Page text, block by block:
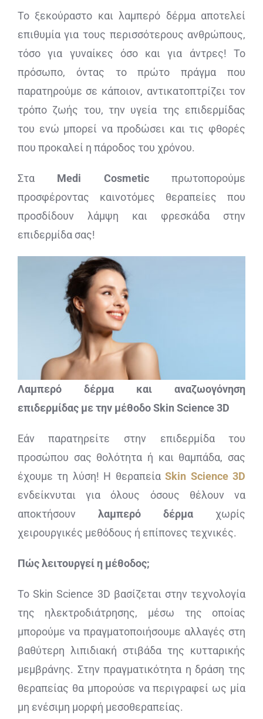
ΕΠΙΚΟΙΝΩΝΙΑ
Το ξεκούραστο και λαμπερό δέρμα αποτελεί
επιθυμία για τους περισσότερους ανθρώπους,
τόσο για γυναίκες όσο και για άντρες! Το
πρόσωπο, όντας το πρώτο πράγμα που
παρατηρούμε σε κάποιον, αντικατοπτρίζει τον
τρόπο ζωής του, την υγεία της επιδερμίδας
του ενώ μπορεί να προδώσει και τις φθορές
που προκαλεί η πάροδος του χρόνου.
Στα Medi Cosmeticπρωτοπορούμε
προσφέροντας καινοτόμες θεραπείες που
προσδίδουν λάμψη και φρεσκάδα στην
επιδερμίδα σας!
Λαμπερό δέρμα και αναζωογόνηση
επιδερμίδας με την μέθοδοSkin Science 3D
Εάν παρατηρείτε στην επιδερμίδα του
προσώπου σας θολότητα ή και θαμπάδα, σας
έχουμε τη λύση! Η θεραπείαSkin Science 3D
ενδείκνυται για όλους όσους θέλουν να
αποκτήσουν λαμπερό δέρμα χωρίς
χειρουργικές μεθόδους ή επίπονες τεχνικές.
Πώς λειτουργεί η μέθοδος;
Το Skin Science 3D βασίζεται στην τεχνολογία
της ηλεκτροδιάτρησης, μέσω της οποίας
μπορούμε να πραγματοποιήσουμε αλλαγές στη
βαθύτερη λιπιδιακή στιβάδα της κυτταρικής
μεμβράνης. Στην πραγματικότητα η δράση της
θεραπείας θα μπορούσε να περιγραφεί ως μία
μη ενέσιμη μορφή μεσοθεραπείας.